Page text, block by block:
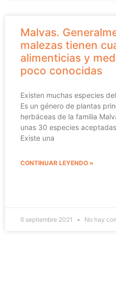
Malvas.
malezas tienen
alimenticias y
poco conocidas
Existen muchas especies
Es un género de plantas
herbáceas de la familia
unas 30 especies
Existe una
CONTINUAR LEYENDO »
6 septiembre 2021 No hay